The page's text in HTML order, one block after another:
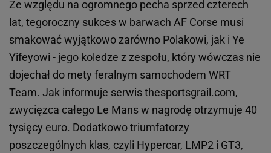
Ze względu na ogromnego pecha sprzed czterech
lat, tegoroczny sukces w barwach AF Corse musi
smakować wyjątkowo zarówno Polakowi, jak i Ye
Yifeyowi - jego koledze z zespołu, który wówczas nie
dojechał do mety feralnym samochodem WRT
Team. Jak informuje serwis thesportsgrail.com,
zwycięzca całego Le Mans w nagrodę otrzymuje 40
tysięcy euro. Dodatkowo triumfatorzy
poszczególnych klas, czyli Hypercar, LMP2 i GT3,